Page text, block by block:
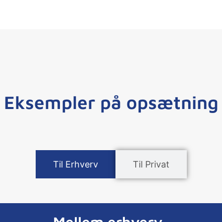
Eksempler på opsætning
Til Erhverv Til Privat